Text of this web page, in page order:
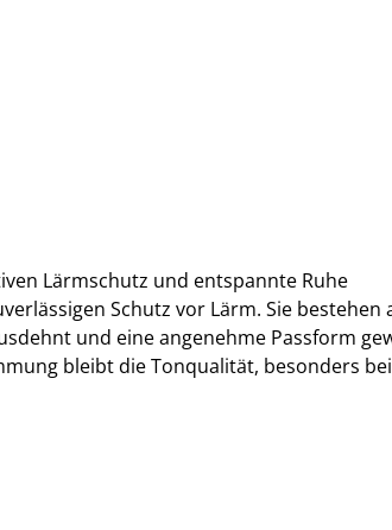
Lärmschutz und entspannte Ruhe
Schutz vor Lärm. Sie bestehen
und eine angenehme Passform
bleibt die Tonqualität, besonders